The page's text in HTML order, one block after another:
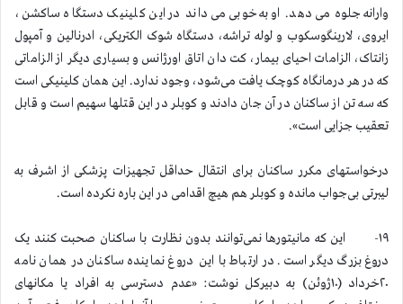
وارانه جلوه می دهد. او به‌خوبی می داند در این کلینیک دستگاه ساکشن،
ایروی، لارینگوسکوب و لوله تراشه، دستگاه شوک الکتریکی، ادرنالین و آمپول
زانتاک، الزامات احیای بیمار، کت دان اتاق اورژانس و بسیاری دیگر از الزاماتی
که در هر درمانگاه کوچک یافت می‌شود، وجود ندارد. این همان کلینیکی است
که سه تن از ساکنان در آن جان دادند و کوبلر در این قتلها سهیم است و قابل
تعقیب جزایی است».
درخواستهای مکرر ساکنان برای انتقال حداقل تجهیزات پزشکی از اشرف به
لیبرتی بی‌جواب مانده و کوبلر هم هیچ اقدامی در این باره نکرده است.
۱۹- این که مانیتورها نمی‌توانند بدون نظارت با ساکنان صحبت کنند یک
دروغ بزرگ دیگر است. در ارتباط با این دروغ نماینده ساکنان در همان نامه
۲۰خرداد (۱۰ژوئن) به دبیرکل نوشت: «عدم دسترسی به افراد یا مکانهای